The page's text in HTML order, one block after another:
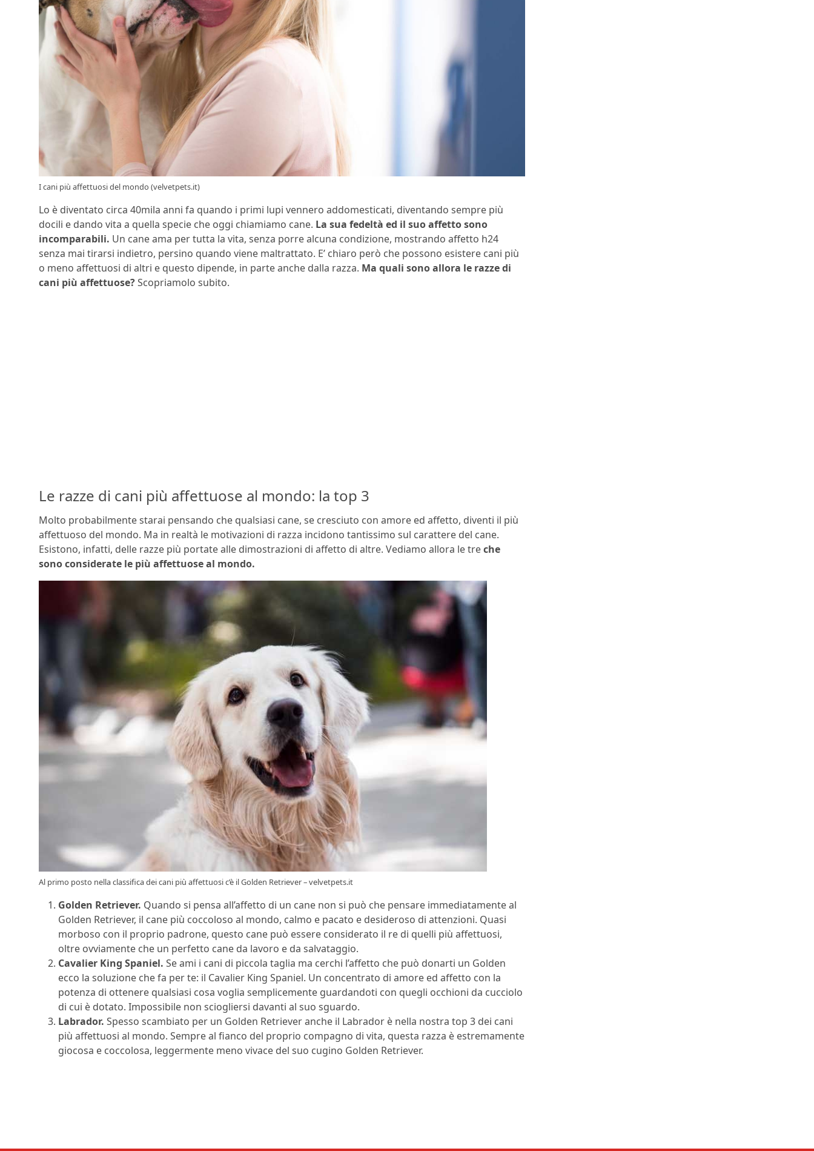
I cani più affettuosi del mondo (velvetpets.it)
Lo è diventato circa 40mila anni fa quando i primi lupi vennero addomesticati, diventando sempre più
docili e dando vita a quella specie che oggi chiamiamo cane. La sua fedeltà ed il suo affetto sono
incomparabili. Un cane ama per tutta la vita, senza porre alcuna condizione, mostrando affetto h24
senza mai tirarsi indietro, persino quando viene maltrattato. E’ chiaro però che possono esistere cani più
o meno affettuosi di altri e questo dipende, in parte anche dalla razza. Ma quali sono allora le razze di
cani più affettuose?Scopriamolo subito.
Le razze di cani più affettuose al mondo: la top 3
Molto probabilmente starai pensando che qualsiasi cane, se cresciuto con amore ed affetto, diventi il più
affettuoso del mondo. Ma in realtà le motivazioni di razza incidono tantissimo sul carattere del cane.
Esistono, infatti, delle razze più portate alle dimostrazioni di affetto di altre. Vediamo allora le treche
sono considerate le più affettuose al mondo.
Al primo posto nella classifica dei cani più affettuosi c’è il Golden Retriever – velvetpets.it
Golden Retriever. Quando si pensa all’affetto di un cane non si può che pensare immediatamente al
Golden Retriever, il cane più coccoloso al mondo, calmo e pacato e desideroso di attenzioni. Quasi
morboso con il proprio padrone, questo cane può essere considerato il re di quelli più affettuosi,
oltre ovviamente che un perfetto cane da lavoro e da salvataggio.
Cavalier King Spaniel. Se ami i cani di piccola taglia ma cerchi l’affetto che può donarti un Golden
ecco la soluzione che fa per te: il Cavalier King Spaniel. Un concentrato di amore ed affetto con la
potenza di ottenere qualsiasi cosa voglia semplicemente guardandoti con quegli occhioni da cucciolo
di cui è dotato. Impossibile non sciogliersi davanti al suo sguardo.
Labrador. Spesso scambiato per un Golden Retriever anche il Labrador è nella nostra top 3 dei cani
più affettuosi al mondo. Sempre al fianco del proprio compagno di vita, questa razza è estremamente
giocosa e coccolosa, leggermente meno vivace del suo cugino Golden Retriever.